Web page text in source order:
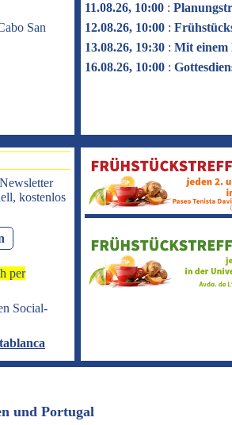
San
11.08.26, 10:00 :
12.08.26, 10:00 :
13.08.26, 19:30 : Mit einem
16.08.26, 10:00 :
kostenlos
per
Social-
und Portugal